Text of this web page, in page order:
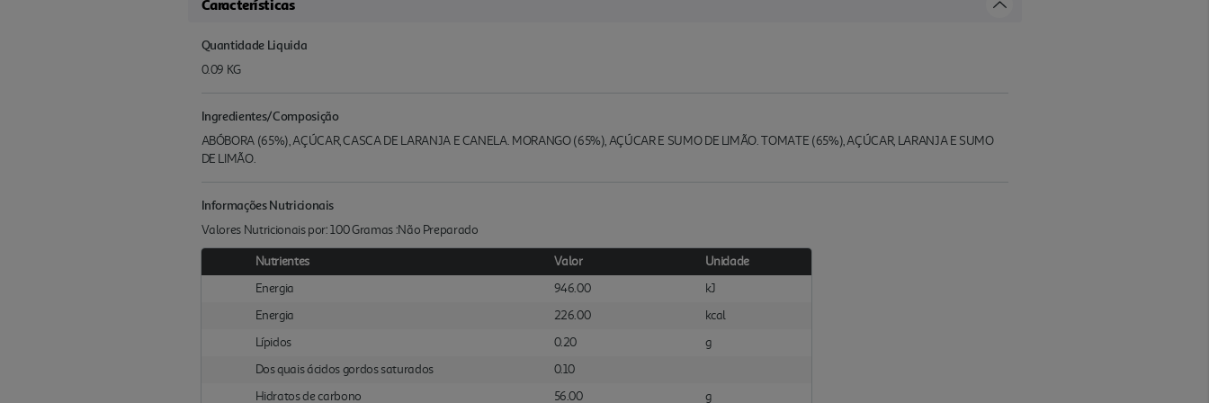
Características
Quantidade Liquida
0.09 KG
Ingredientes/Composição
ABÓBORA (65%), AÇÚCAR, CASCA DE LARANJA E CANELA. MORANGO (65%), AÇÚCAR E SUMO DE LIMÃO. TOMATE (65%), AÇÚCAR, LARANJA E SUMO
DE LIMÃO.
Informações Nutricionais
Valores Nutricionais por: 100 Gramas :Não Preparado
Nutrientes Valor
Unidade
Energia
946.00
kJ
Energia
226.00
kcal
Lípidos
0.20
g
Dos quais ácidos gordos saturados
0.10
Hidratos de carbono
56.00 g